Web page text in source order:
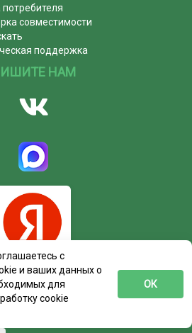
потребителя
совместимости
поддержка
НАМ
с
и ваших данных о
для
cookie
ОК